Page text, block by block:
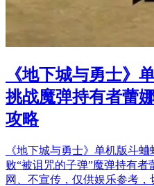
《地下城与勇士》
挑战魔弹持有者蕾
攻略
《地下城与勇士》单机版斗
败“被诅咒的子弹”魔弹持有
网、不宣传，仅供娱乐参考，